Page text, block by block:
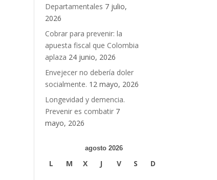
Departamentales 7 julio,
2026
Cobrar para prevenir: la
apuesta fiscal que Colombia
aplaza 24 junio, 2026
Envejecer no debería doler
socialmente. 12 mayo, 2026
Longevidad y demencia.
Prevenir es combatir 7
mayo, 2026
agosto 2026
L M X J V S D